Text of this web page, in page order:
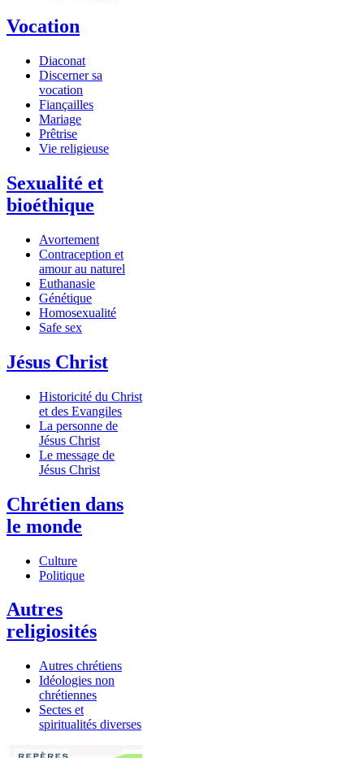
Vocation
Diaconat
Discerner sa
vocation
Fiançailles
Mariage
Prêtrise
Vie religieuse
Sexualité et
bioéthique
Avortement
Contraception et
amour au naturel
Euthanasie
Génétique
Homosexualité
Safe sex
Jésus Christ
Historicité du Christ
et des Evangiles
La personne de
Jésus Christ
Le message de
Jésus Christ
Chrétien dans
le monde
Culture
Politique
Autres
religiosités
Autres chrétiens
Idéologies non
chrétiennes
Sectes et
spiritualités diverses